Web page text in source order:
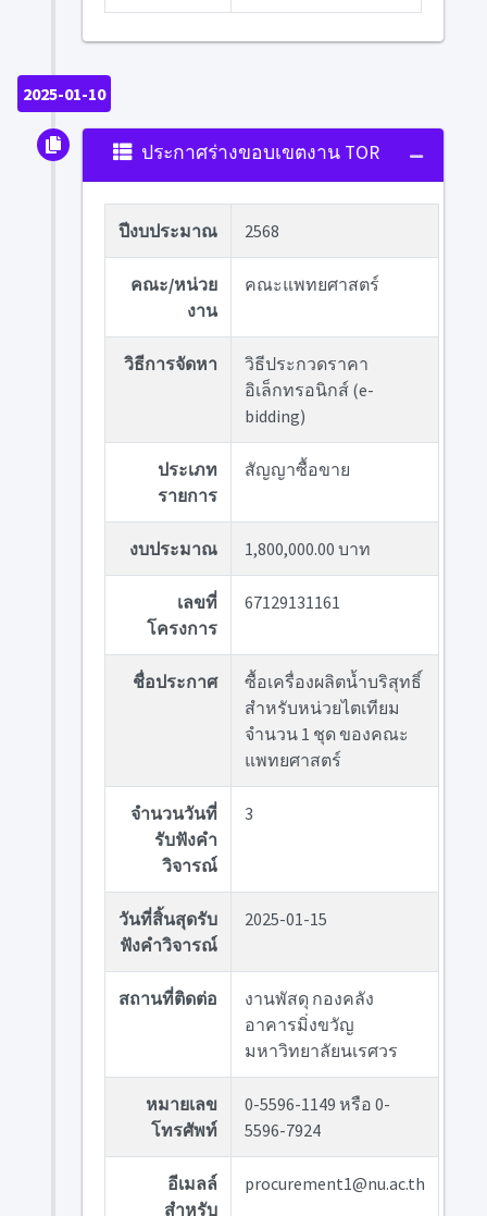
2025-01-10
ประกาศร่างขอบเขตงาน TOR
ปีงบประมาณ 2568
คณะ/หน่วย
งาน
คณะแพทยศาสตร์
วิธีการจัดหา
วิธีประกวดราคา
อิเล็กทรอนิกส์ (e-
bidding)
ประเภท
รายการ
สัญญาซื้อขาย
งบประมาณ 1,800,000.00 บาท
เลขที่
โครงการ
67129131161
ชื่อประกาศ
ซื้อเครื่องผลิตน้ำบริสุทธิ์
สำหรับหน่วยไตเทียม
จำนวน 1 ชุด ของคณะ
แพทยศาสตร์
จำนวนวันที่
รับฟังคำ
วิจารณ์
3
วันที่สิ้นสุดรับ
ฟังคำวิจารณ์
2025-01-15
สถานที่ติดต่อ
งานพัสดุ กองคลัง
อาคารมิ่งขวัญ
มหาวิทยาลัยนเรศวร
หมายเลข
โทรศัพท์
0-5596-1149 หรือ 0-
5596-7924
อีเมลล์
สำหรับ
procurement1@nu.ac.th